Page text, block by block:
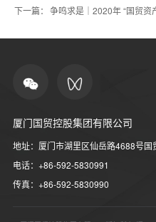
下一篇： 争鸣求是｜2020年 “国贸资
厦门国贸控股集团有限公司
地址：厦门市湖里区仙岳路4688号国
电话：+86-592-5830991
传真：+86-592-5830990